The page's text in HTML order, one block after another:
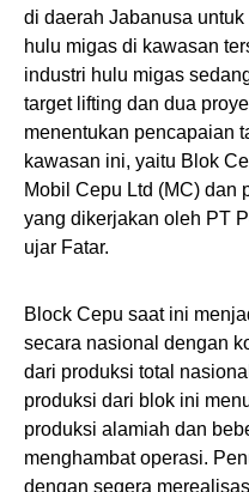
di daerah Jabanusa
hulu migas di kawasan
industri hulu migas
target lifting dan dua
menentukan pencapaian
kawasan ini, yaitu Blok
Mobil Cepu Ltd (MC) dan
yang dikerjakan oleh PT
ujar Fatar.
Block Cepu saat ini
secara nasional dengan
dari produksi total
produksi dari blok ini
produksi alamiah dan
menghambat operasi.
dengan segera